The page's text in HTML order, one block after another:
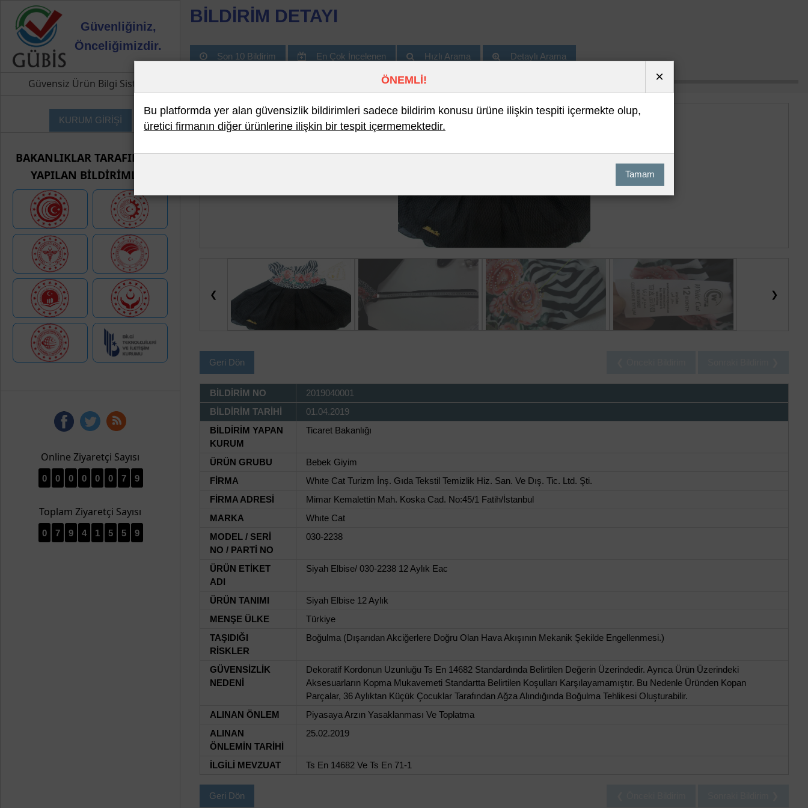
Güvenliğiniz,
Önceliğimizdir.
Güvensiz Ürün Bilgi Sistemi
KURUM GİRİŞİ
BAKANLIKLAR TARAFINDAN
YAPILAN BİLDİRİMLER
Online Ziyaretçi Sayısı
0 0 0 0 0 0 7 9
Toplam Ziyaretçi Sayısı
0 7 9 4 1 5 5 9
BİLDİRİM DETAYI
Son 10 Bildirim En Çok İncelenen Hızlı Arama Detaylı Arama
❮ ❯
Geri Dön
BİLDİRİM NO
2019040001
BİLDİRİM TARİHİ
01.04.2019
BİLDİRİM YAPAN
KURUM
Ticaret Bakanlığı
ÜRÜN GRUBU
Bebek Giyim
FİRMA
Whıte Cat Turizm İnş. Gıda Tekstil Temizlik Hiz. San. Ve Dış. Tic. Ltd. Şti.
FİRMA ADRESİ
Mimar Kemalettin Mah. Koska Cad. No:45/1 Fatih/İstanbul
MARKA
Whıte Cat
MODEL / SERİ
NO / PARTİ NO
030-2238
ÜRÜN ETİKET
ADI
Siyah Elbise/ 030-2238 12 Aylık Eac
ÜRÜN TANIMI
Siyah Elbise 12 Aylık
MENŞE ÜLKE
Türkiye
TAŞIDIĞI
RİSKLER
Boğulma (Dışarıdan Akciğerlere Doğru Olan Hava Akışının Mekanik Şekilde Engellenmesi.)
GÜVENSİZLİK
NEDENİ
Dekoratif Kordonun Uzunluğu Ts En 14682 Standardında Belirtilen Değerin Üzerindedir. Ayrıca Ürün Üzerindeki
Aksesuarların Kopma Mukavemeti Standartta Belirtilen Koşulları Karşılayamamıştır. Bu Nedenle Üründen Kopan
Parçalar, 36 Aylıktan Küçük Çocuklar Tarafından Ağza Alındığında Boğulma Tehlikesi Oluşturabilir.
ALINAN ÖNLEM
Piyasaya Arzın Yasaklanması Ve Toplatma
ALINAN
ÖNLEMİN TARİHİ
25.02.2019
İLGİLİ MEVZUAT Ts En 14682 Ve Ts En 71-1
Geri Dön
ÖNEMLİ! ×
Bu platformda yer alan güvensizlik bildirimleri sadece bildirim konusu ürüne ilişkin tespiti içermekte olup,
üretici firmanın diğer ürünlerine ilişkin bir tespit içermemektedir.
Tamam